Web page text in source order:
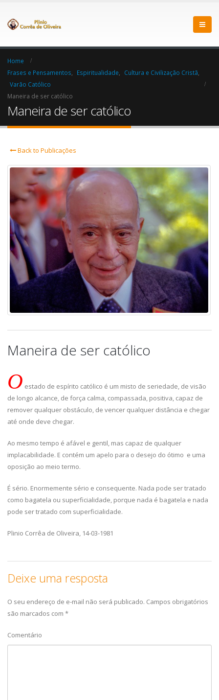
Home
Frases e Pensamentos
Espiritualidade Cultura e Civilização Cristã
Varão Católico
Maneira de ser católico
Maneira de ser católico
Back to Publicações
Maneira de ser católico
O estado de espírito católico é um misto de seriedade, de visão
de longo alcance, de força calma, compassada, positiva, capaz de
remover qualquer obstáculo, de vencer qualquer distância e chegar
até onde deve chegar.
Ao mesmo tempo é afável e gentil, mas capaz de qualquer
implacabilidade. E contém um apelo para o desejo do ótimo e uma
oposição ao meio termo.
É sério. Enormemente sério e consequente. Nada pode ser tratado
como bagatela ou superficialidade, porque nada é bagatela e nada
pode ser tratado com superficialidade.
Plinio Corrêa de Oliveira, 14-03-1981
Deixe uma resposta
O seu endereço de e-mail não será publicado. Campos obrigatórios
são marcados com *
Comentário